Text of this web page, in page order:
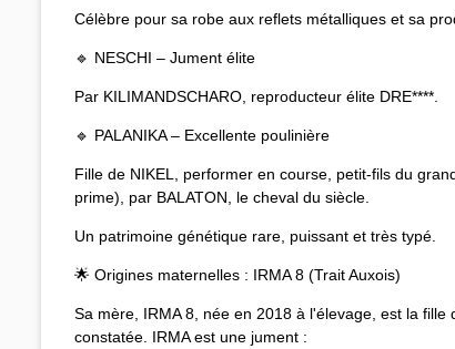
Célèbre pour sa robe aux reflets métalliques et sa
🔹 NESCHI – Jument élite
Par KILIMANDSCHARO, reproducteur élite DRE****.
🔹 PALANIKA – Excellente poulinière
Fille de NIKEL, performer en course, petit‑fils du
prime), par BALATON, le cheval du siècle.
Un patrimoine génétique rare, puissant et très typé.
🌟 Origines maternelles : IRMA 8 (Trait Auxois)
Sa mère, IRMA 8, née en 2018 à l'élevage, est la
constatée. IRMA est une jument :